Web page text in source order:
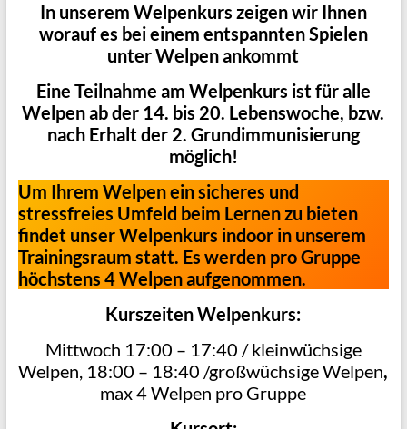
In unserem Welpenkurs zeigen wir Ihnen
worauf es bei einem entspannten Spielen
unter Welpen ankommt
Eine Teilnahme am Welpenkurs ist für alle
Welpen ab der 14. bis 20. Lebenswoche, bzw.
nach Erhalt der 2. Grundimmunisierung
möglich!
Um Ihrem Welpen ein sicheres und
stressfreies Umfeld beim Lernen zu bieten
findet unser Welpenkurs indoor in unserem
Trainingsraum statt. Es werden pro Gruppe
höchstens 4 Welpen aufgenommen.
Kurszeiten Welpenkurs:
Mittwoch 17:00 – 17:40 / kleinwüchsige
Welpen, 18:00 – 18:40 /großwüchsige Welpen,
max 4 Welpen pro Gruppe